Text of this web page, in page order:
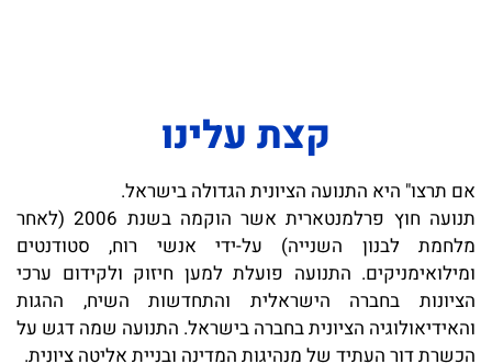
קצת עלינו
אם תרצו" היא התנועה הציונית הגדולה בישראל.
תנועה חוץ פרלמנטארית אשר הוקמה בשנת 2006 (לאחר
מלחמת לבנון השנייה) על-ידי אנשי רוח, סטודנטים
ומילואימניקים. התנועה פועלת למען חיזוק ולקידום ערכי
הציונות בחברה הישראלית והתחדשות השיח, ההגות
והאידיאולוגיה הציונית בחברה בישראל. התנועה שמה דגש על
הכשרת דור העתיד של מנהיגות המדינה ובניית אליטה ציונית.